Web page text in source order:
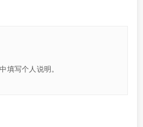
填写个人说明。